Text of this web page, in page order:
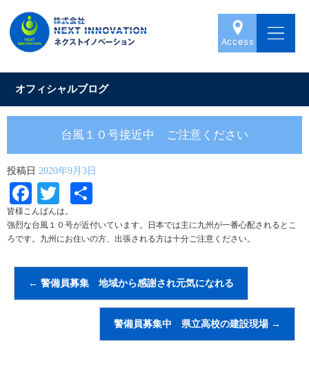
オフィシャルブログ
台風１０号接近中 ご注意ください
投稿日 2020年9月3日
Facebook
Twitter
有
皆様こんばんは。
強烈な台風１０号が近付いています。日本では主に九州が一番心配されるとこ
ろです。九州にお住いの方、出張される方は十分ご注意ください。
← 警備員募集 地域から感謝され元気になれる
警備員募集中 県立高校の建設現場 →